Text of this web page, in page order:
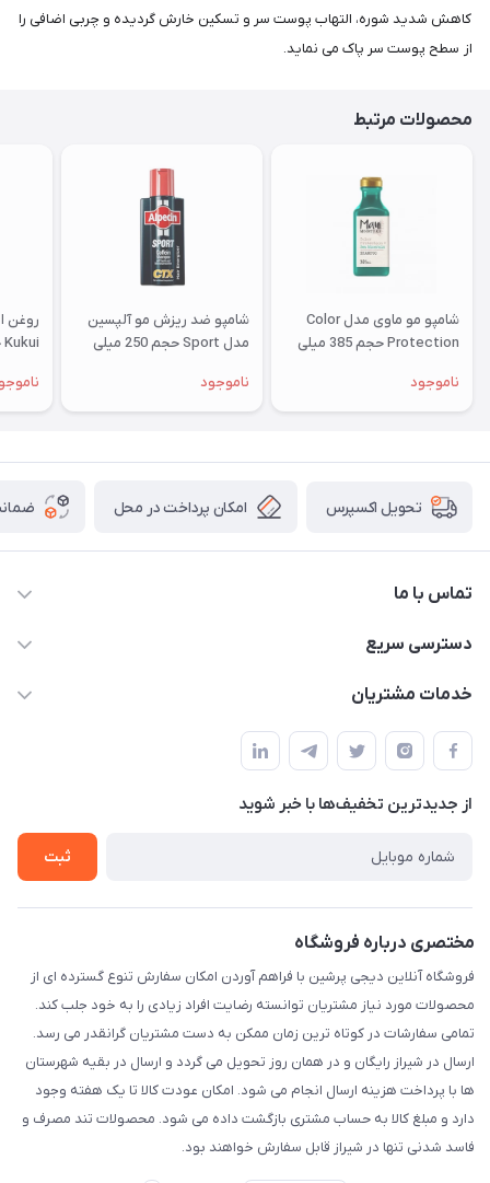
کاهش شدید شوره، التهاب پوست سر و تسکین خارش گردیده و چربی اضافی را
از سطح پوست سر پاک می نماید.
محصولات مرتبط
شامپو مو ماوی مدل Color
Protection حجم 385 میلی
ناموجود
شامپو ضد ریزش مو آلپسین
مدل Sport حجم 250 میلی
ناموجود
روغن
Kukui حجم 118 میلی لیتر
تحویل اکسپرس امکان پرداخت در محل
تماس با ما
09172138137
دسترسی سریع
حساب کاربری
لیست محصولات
درباره ما
خدمات مشتریان
قوانین و مقررات
حریم خصوصی
راهنما
از جدید‌ترین تخفیف‌ها با‌ خبر شوید
ثبت
مختصری درباره فروشگاه
فروشگاه آنلاین دیجی پرشین با فراهم آوردن امکان سفارش تنوع گسترده ای از
محصولات مورد نیاز مشتریان توانسته رضایت افراد زیادی را به خود جلب کند.
تمامی سفارشات در کوتاه ترین زمان ممکن به دست مشتریان گرانقدر می رسد.
ارسال در شیراز رایگان و در همان روز تحویل می گردد و ارسال در بقیه شهرستان
ها با پرداخت هزینه ارسال انجام می شود. امکان عودت کالا تا یک هفته وجود
دارد و مبلغ کالا به حساب مشتری بازگشت داده می شود. محصولات تند مصرف و
فاسد شدنی تنها در شیراز قابل سفارش خواهند بود.